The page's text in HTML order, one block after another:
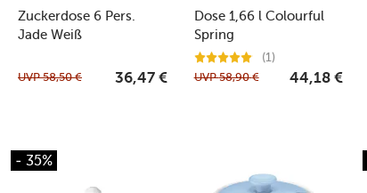
Zuckerdose 6 Pers.
Jade Weiß
UVP58,50 € 36,47 €
Dose 1,66 l Colourful
Spring
(1)
UVP58,90 € 44,18 €
- 35%